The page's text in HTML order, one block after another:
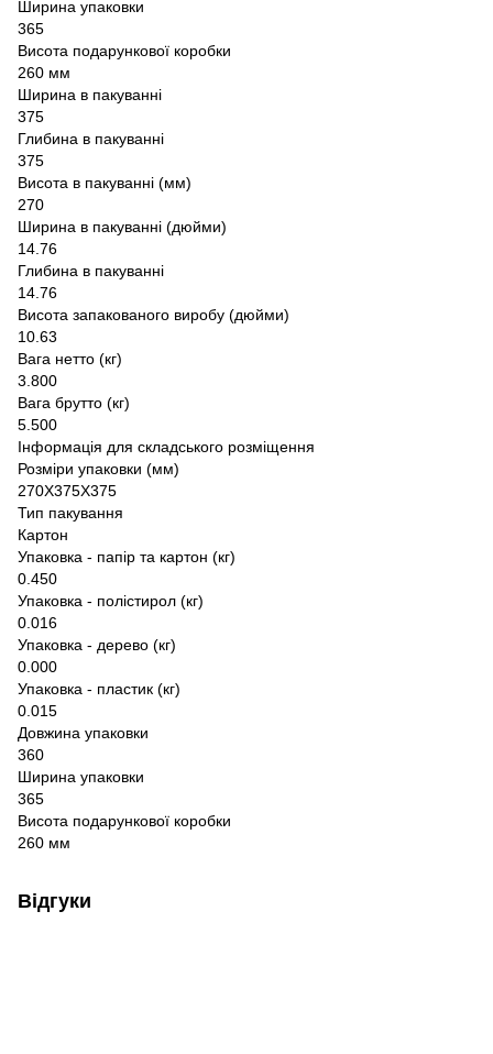
Ширина упаковки
365
Висота подарункової коробки
260 мм
Ширина в пакуванні
375
Глибина в пакуванні
375
Висота в пакуванні (мм)
270
Ширина в пакуванні (дюйми)
14.76
Глибина в пакуванні
14.76
Висота запакованого виробу (дюйми)
10.63
Вага нетто (кг)
3.800
Вага брутто (кг)
5.500
Інформація для складського розміщення
Розміри упаковки (мм)
270X375X375
Тип пакування
Картон
Упаковка - папір та картон (кг)
0.450
Упаковка - полістирол (кг)
0.016
Упаковка - дерево (кг)
0.000
Упаковка - пластик (кг)
0.015
Довжина упаковки
360
Ширина упаковки
365
Висота подарункової коробки
260 мм
Відгуки